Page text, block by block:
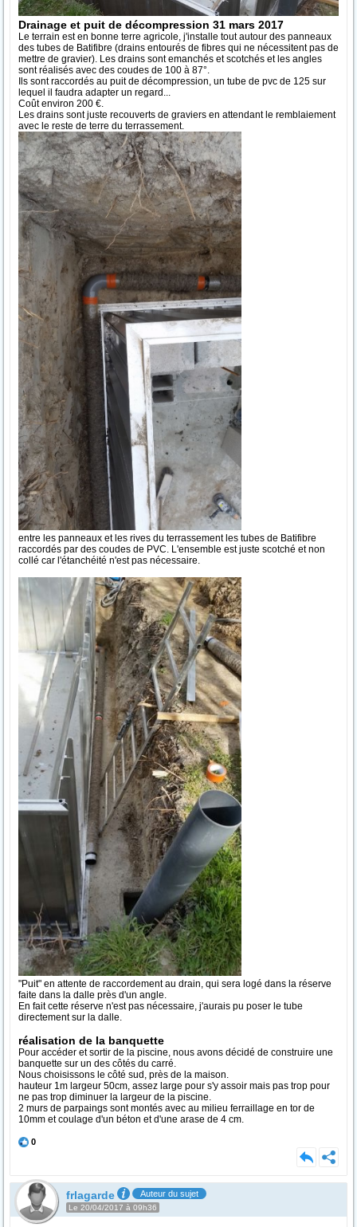
Drainage et puit de décompression 31 mars 2017
Le terrain est en bonne terre agricole, j'installe tout autour des panneaux
des tubes de Batifibre (drains entourés de fibres qui ne nécessitent pas de
mettre de gravier). Les drains sont emanchés et scotchés et les angles
sont réalisés avec des coudes de 100 à 87°.
Ils sont raccordés au puit de décompression, un tube de pvc de 125 sur
lequel il faudra adapter un regard...
Coût environ 200 €.
Les drains sont juste recouverts de graviers en attendant le remblaiement
avec le reste de terre du terrassement.
entre les panneaux et les rives du terrassement les tubes de Batifibre
raccordés par des coudes de PVC. L'ensemble est juste scotché et non
collé car l'étanchéité n'est pas nécessaire.
"Puit" en attente de raccordement au drain, qui sera logé dans la réserve
faite dans la dalle près d'un angle.
En fait cette réserve n'est pas nécessaire, j'aurais pu poser le tube
directement sur la dalle.
réalisation de la banquette
Pour accéder et sortir de la piscine, nous avons décidé de construire une
banquette sur un des côtés du carré.
Nous choisissons le côté sud, près de la maison.
hauteur 1m largeur 50cm, assez large pour s'y assoir mais pas trop pour
ne pas trop diminuer la largeur de la piscine.
2 murs de parpaings sont montés avec au milieu ferraillage en tor de
10mm et coulage d'un béton et d'une arase de 4 cm.
0
frlagarde Auteur du sujet
Le 20/04/2017 à 09h36